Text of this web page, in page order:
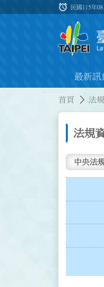
:::
alarm 民國115年
最新訊
首頁 法
法規
中央法